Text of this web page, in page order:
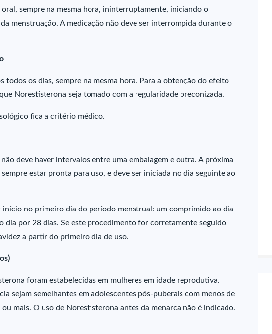
sempre na mesma hora, ininterruptamente, iniciando o
menstruação. A medicação não deve ser interrompida durante o
todos os dias, sempre na mesma hora. Para a obtenção do efeito
Norestisterona seja tomado com a regularidade preconizada.
fica a critério médico.
deve haver intervalos entre uma embalagem e outra. A próxima
estar pronta para uso, e deve ser iniciada no dia seguinte ao
no primeiro dia do período menstrual: um comprimido ao dia
dia por 28 dias. Se este procedimento for corretamente seguido,
a partir do primeiro dia de uso.
foram estabelecidas em mulheres em idade reprodutiva.
sejam semelhantes em adolescentes pós-puberais com menos de
mais. O uso de Norestisterona antes da menarca não é indicado.